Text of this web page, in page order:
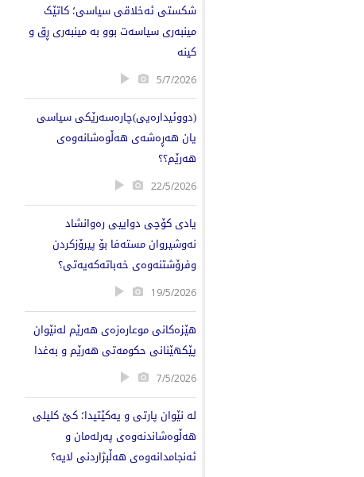
شکستی ئەخلاقی سیاسی؛ کاتێک
مینبەری سیاسەت بوو بە مینبەری ڕق و
کینە
5/7/2026
(دووئیدارەیی)چارەسەرێکی سیاسی
یان هەڕەشەی هەڵوەشانەوەی
هەرێم؟؟
22/5/2026
یادی كۆچی دواییی رەوانشاد
نەوشیروان مستەفا بۆ پیرۆزكردن
وفرۆشتنەوەی خەباتەكەیەتی؟
19/5/2026
هێزەکانی موعارەزەی هەرێم لەنێوان
پێکهێنانی حکومەتی هەرێم و بەغدا
7/5/2026
لە نێوان پارتی و یەکێتیدا؛ کێ کلیلی
هەڵوەشاندنەوەی پەرلەمان و
ئەنجامدانەوەی هەڵبژاردنی لایە؟